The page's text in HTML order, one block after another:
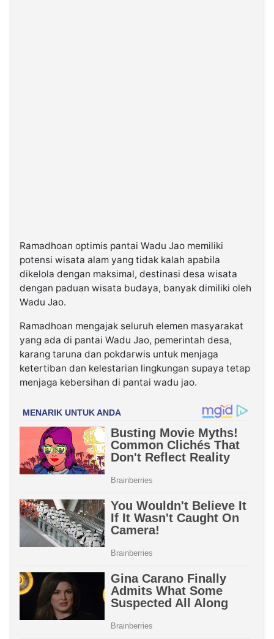
Ramadhoan optimis pantai Wadu Jao memiliki
potensi wisata alam yang tidak kalah apabila
dikelola dengan maksimal, destinasi desa wisata
dengan paduan wisata budaya, banyak dimiliki oleh
Wadu Jao.
Ramadhoan mengajak seluruh elemen masyarakat
yang ada di pantai Wadu Jao, pemerintah desa,
karang taruna dan pokdarwis untuk menjaga
ketertiban dan kelestarian lingkungan supaya tetap
menjaga kebersihan di pantai wadu jao.